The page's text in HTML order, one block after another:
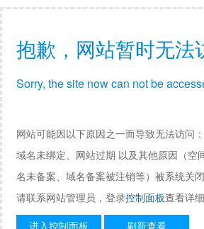
抱歉，网站暂时无法
Sorry, the site now can not be
网站可能因以下原因之一而导致无法访问：
域名未绑定、网站过期 以及其他原因（空
名未备案、域名备案被注销等）被系统关闭
请联系网站管理员，登录控制面板查看详细
进入控制面板
刷新查看